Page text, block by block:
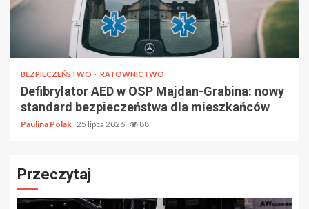
BEZPIECZEŃSTWO RATOWNICTWO
Defibrylator AED w OSP Majdan-Grabina: nowy
standard bezpieczeństwa dla mieszkańców
Paulina Polak 25 lipca 2026 88
Przeczytaj